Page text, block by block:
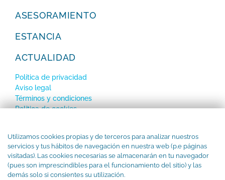
Utilizamos cookies propias y de terceros para analizar nuestros
servicios y tus hábitos de navegación en nuestra web (p.e páginas
visitadas). Las cookies necesarias se almacenarán en tu navegador
(pues son imprescindibles para el funcionamiento del sitio) y las
demás solo si consientes su utilización.
ASESORAMIENTO
ESTANCIA
ACTUALIDAD
Política de privacidad
Aviso legal
Términos y condiciones
Política de cookies
SUBSCRÍBETE a nuestro Newsletter